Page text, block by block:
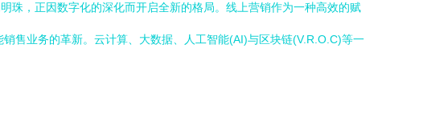
珠，正因数字化的深化而开启全新的格局。线上营销作为一种高效的赋
售业务的革新。云计算、大数据、人工智能(AI)与区块链(V.R.O.C)等一